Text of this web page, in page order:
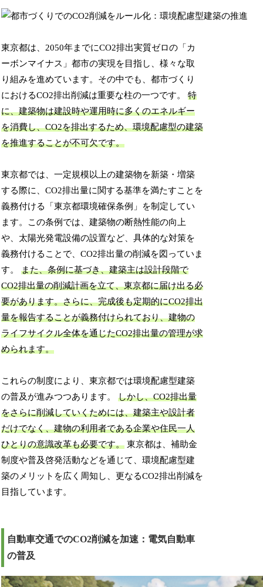
東京都は、2050年までにCO2排出実質ゼロの「カ
ーボンマイナス」都市の実現を目指し、様々な取
り組みを進めています。その中でも、都市づくり
におけるCO2排出削減は重要な柱の一つです。特
に、建築物は建設時や運用時に多くのエネルギー
を消費し、CO2を排出するため、環境配慮型の建築
を推進することが不可欠です。
東京都では、一定規模以上の建築物を新築・増築
する際に、CO2排出量に関する基準を満たすことを
義務付ける「東京都環境確保条例」を制定してい
ます。この条例では、建築物の断熱性能の向上
や、太陽光発電設備の設置など、具体的な対策を
義務付けることで、CO2排出量の削減を図っていま
す。また、条例に基づき、建築主は設計段階で
CO2排出量の削減計画を立て、東京都に届け出る必
要があります。さらに、完成後も定期的にCO2排出
量を報告することが義務付けられており、建物の
ライフサイクル全体を通じたCO2排出量の管理が求
められます。
これらの制度により、東京都では環境配慮型建築
の普及が進みつつあります。しかし、CO2排出量
をさらに削減していくためには、建築主や設計者
だけでなく、建物の利用者である企業や住民一人
ひとりの意識改革も必要です。 東京都は、補助金
制度や普及啓発活動などを通じて、環境配慮型建
築のメリットを広く周知し、更なるCO2排出削減を
目指しています。
自動車交通でのCO2削減を加速：電気自動車
の普及